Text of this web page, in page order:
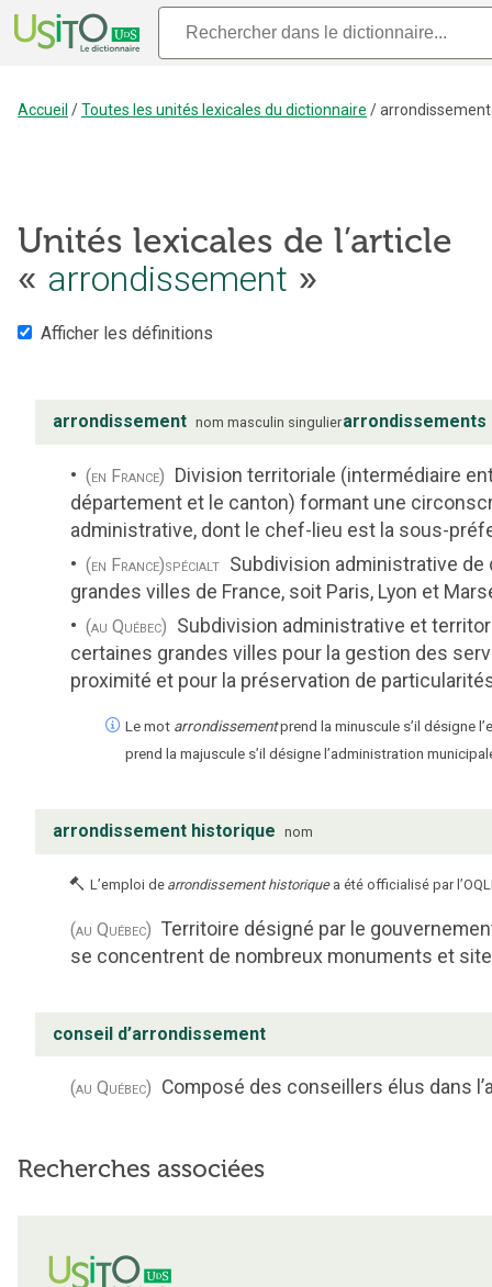
Accueil /Toutes les unités lexicales du dictionnaire /arrondissement
Unités lexicales de l’article
« arrondissement »
Afficher les définitions
arrondissement nom masculin singulierarrondissements
(en France) Division territoriale (intermédiaire
département et le canton) formant une
administrative, dont le chef-lieu est la sous-
(en France)spécialt Subdivision administrative de
grandes villes de France, soit Paris, Lyon et
(au Québec) Subdivision administrative et
certaines grandes villes pour la gestion des
proximité et pour la préservation de
Le mot arrondissementprend la minuscule s’il désigne
prend la majuscule s’il désigne l’administration
arrondissement historique nom
L’emploi de arrondissement historique a été officialisé par
(au Québec) Territoire désigné par le
se concentrent de nombreux monuments et
conseil d’arrondissement
(au Québec) Composé des conseillers élus dans
Recherches associées